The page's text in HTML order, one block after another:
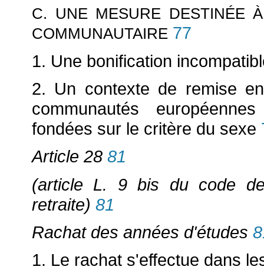
C. UNE MESURE DESTINÉE
COMMUNAUTAIRE 77
1. Une bonification
2. Un contexte de remise
communautés
fondées sur le critère du sexe
Article 28 81
(article L. 9 bis du code
retraite) 81
Rachat des années d'études
1. Le rachat s'effectue dans